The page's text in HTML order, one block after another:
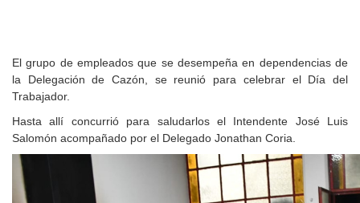
El grupo de empleados que se desempeña en dependencias de
la Delegación de Cazón, se reunió para celebrar el Día del
Trabajador.
Hasta allí concurrió para saludarlos el Intendente José Luis
Salomón acompañado por el Delegado Jonathan Coria.